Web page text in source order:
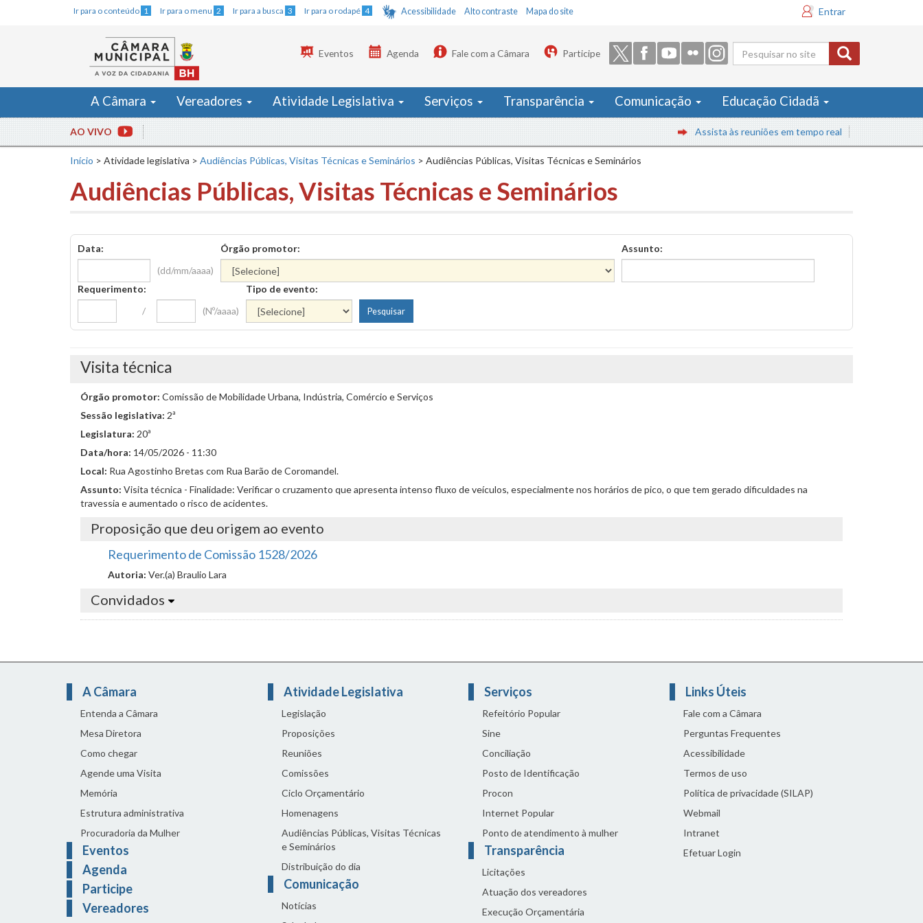
Ir para o conteúdo 1 Ir para o menu 2 Ir para a busca 3 Ir para o rodapé 4 Acessibilidade Alto contraste Mapa do site Entrar
Formulário
de busca
Eventos Agenda Fale com a Câmara Participe
A Câmara Vereadores Atividade Legislativa Serviços Transparência Comunicação Educação Cidadã
AO VIVO Assista às reuniões em tempo real
Início > Atividade legislativa > Audiências Públicas, Visitas Técnicas e Seminários > Audiências Públicas, Visitas Técnicas e Seminários
Audiências Públicas, Visitas Técnicas e Seminários
Data:
(dd/mm/aaaa)
Órgão promotor: Assunto:
Requerimento:
/
(Nº/aaaa)
Tipo de evento:
Visita técnica
Órgão promotor: Comissão de Mobilidade Urbana, Indústria, Comércio e Serviços
Sessão legislativa: 2ª
Legislatura: 20ª
Data/hora: 14/05/2026 - 11:30
Local: Rua Agostinho Bretas com Rua Barão de Coromandel.
Assunto: Visita técnica - Finalidade: Verificar o cruzamento que apresenta intenso fluxo de veículos, especialmente nos horários de pico, o que tem gerado dificuldades na
travessia e aumentado o risco de acidentes.
Proposição que deu origem ao evento
Requerimento de Comissão 1528/2026
Autoria: Ver.(a) Braulio Lara
Convidados
A Câmara
Entenda a Câmara
Mesa Diretora
Como chegar
Agende uma Visita
Memória
Estrutura administrativa
Procuradoria da Mulher
Eventos
Agenda
Participe
Vereadores
Atividade Legislativa
Legislação
Proposições
Reuniões
Comissões
Ciclo Orçamentário
Homenagens
Audiências Públicas, Visitas Técnicas
e Seminários
Distribuição do dia
Comunicação
Notícias
Serviços
Refeitório Popular
Sine
Conciliação
Posto de Identificação
Procon
Internet Popular
Ponto de atendimento à mulher
Transparência
Licitações
Atuação dos vereadores
Execução Orçamentária
Links Úteis
Fale com a Câmara
Perguntas Frequentes
Acessibilidade
Termos de uso
Política de privacidade (SILAP)
Webmail
Intranet
Efetuar Login